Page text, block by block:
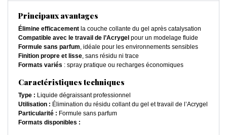
Principaux avantages
Élimine efficacement la couche collante du gel après catalysation
Compatible avec le travail de l’Acrygel pour un modelage fluide
Formule sans parfum, idéale pour les environnements sensibles
Finition propre et lisse, sans résidu ni trace
Formats variés : spray pratique ou recharges économiques
Caractéristiques techniques
Type : Liquide dégraissant professionnel
Utilisation : Élimination du résidu collant du gel et travail de l’Acrygel
Particularité : Formule sans parfum
Formats disponibles :